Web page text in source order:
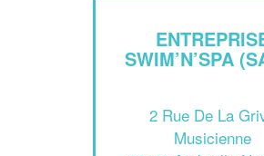
SWIM’N’SPA
2 Rue De La
Musicienne